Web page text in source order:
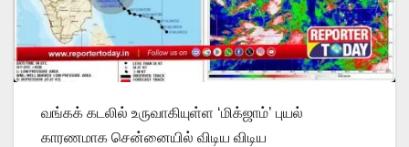
வங்கக் கடலில் உருவாகியுள்ள ‘மிக்ஜாம்’ புயல்
காரணமாக சென்னையில் விடிய விடிய